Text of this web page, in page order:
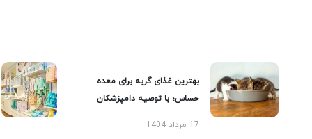
بهترین غذای گربه برای معده
حساس؛ با توصیه دامپزشکان
17 مرداد 1404